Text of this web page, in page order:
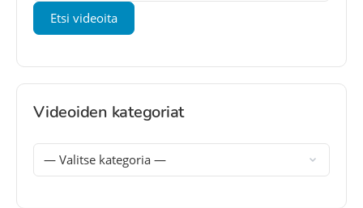
Videoiden kategoriat